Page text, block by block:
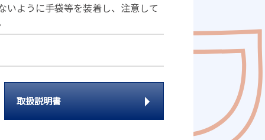
いように手袋等を装着し、注意して
取扱説明書